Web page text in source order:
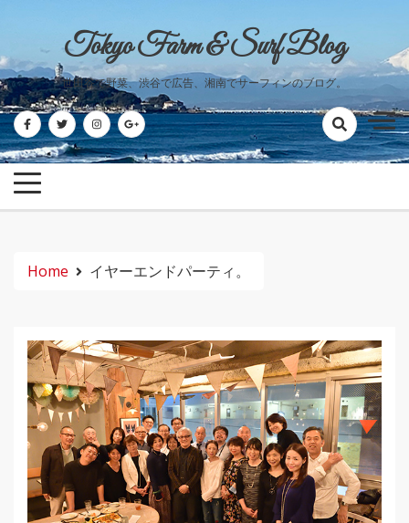
content
Tokyo Farm & Surf Blog
世田谷で野菜、渋谷で広告、湘南でサーフィンのブログ。
Home イヤーエンドパーティ。